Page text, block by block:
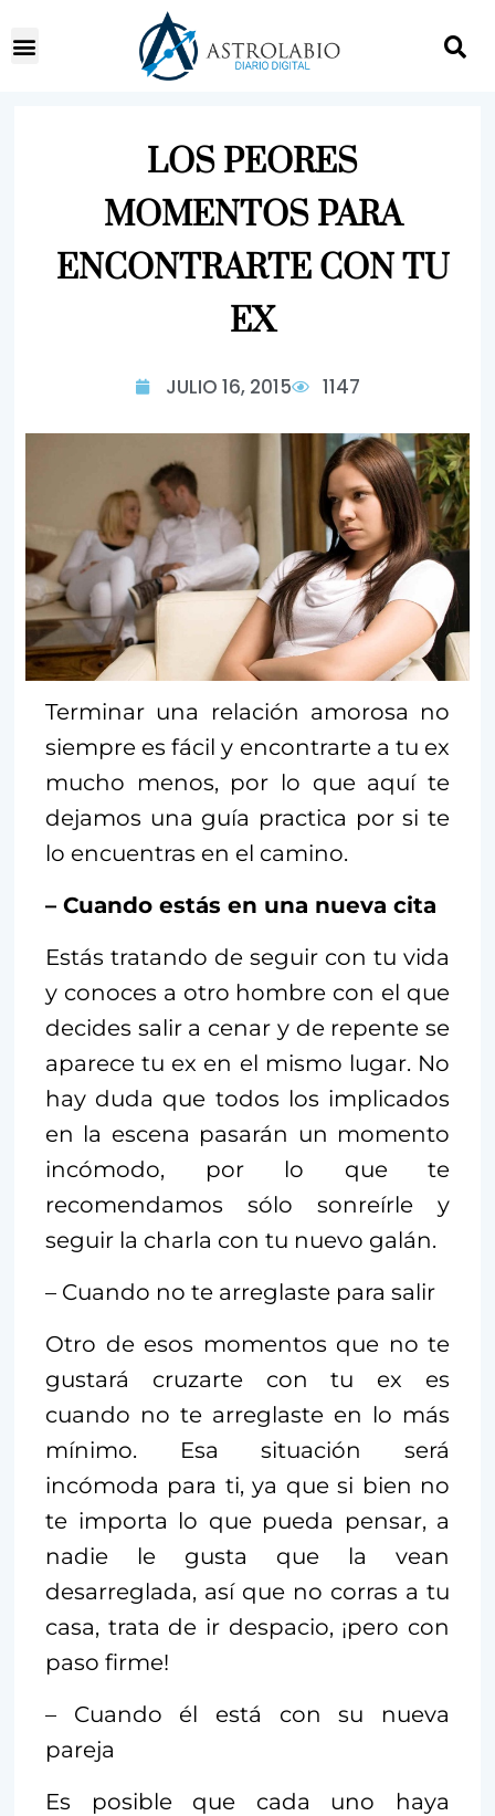
LOS PEORES
MOMENTOS PARA
ENCONTRARTE CON TU
EX
JULIO 16, 2015 1147
Terminar una relación amorosa no
siempre es fácil y encontrarte a tu ex
mucho menos, por lo que aquí te
dejamos una guía practica por si te
lo encuentras en el camino.
– Cuando estás en una nueva cita
Estás tratando de seguir con tu vida
y conoces a otro hombre con el que
decides salir a cenar y de repente se
aparece tu ex en el mismo lugar. No
hay duda que todos los implicados
en la escena pasarán un momento
incómodo, por lo que te
recomendamos sólo sonreírle y
seguir la charla con tu nuevo galán.
– Cuando no te arreglaste para salir
Otro de esos momentos que no te
gustará cruzarte con tu ex es
cuando no te arreglaste en lo más
mínimo. Esa situación será
incómoda para ti, ya que si bien no
te importa lo que pueda pensar, a
nadie le gusta que la vean
desarreglada, así que no corras a tu
casa, trata de ir despacio, ¡pero con
paso firme!
– Cuando él está con su nueva
pareja
Es posible que cada uno haya